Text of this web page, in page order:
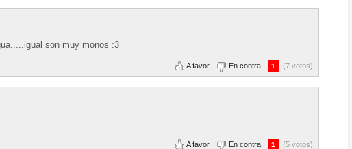
son muy monos :3
A favor En contra 1 (7 votos)
A favor En contra 1 (5 votos)